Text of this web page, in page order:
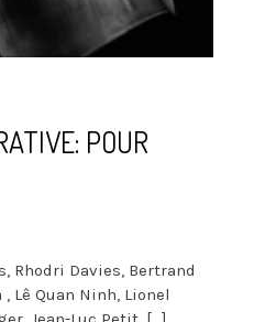
POUR
Rhodri Davies, Bertrand
Lê Quan Ninh, Lionel